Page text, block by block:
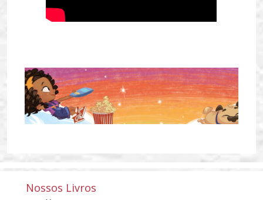
Nossos Livros